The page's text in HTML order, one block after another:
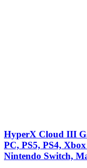
HyperX Cloud III
PC, PS5, PS4,
Nintendo Switch,